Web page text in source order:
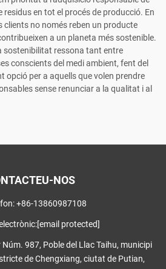
residus en tot el procés de producció. En
clients no només reben un producte
a un planeta més sostenible.
sostenibilitat ressona tant entre
conscients del medi ambient, fent del
opció per a aquells que volen prendre
sense renunciar a la qualitat i al
NOS
+86-13860987108
[email protected]
987, Poble del Llac Taihu, municipi
de Chengxiang, ciutat de Putian,